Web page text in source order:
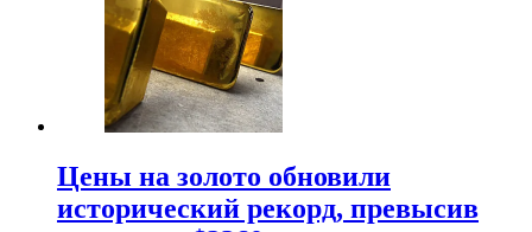
Цены на золото обновили
исторический рекорд, превысив